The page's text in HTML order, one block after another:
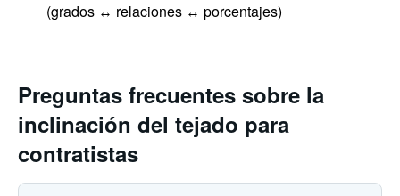
(grados ↔ relaciones ↔ porcentajes)
Preguntas frecuentes sobre la
inclinación del tejado para
contratistas